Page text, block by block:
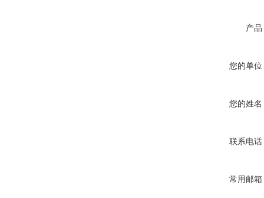
产品
您的单位
您的姓名
联系电话
常用邮箱